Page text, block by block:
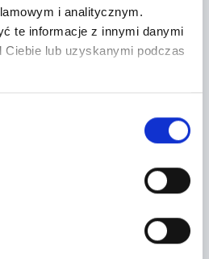
i analitycznym.
te informacje z innymi danymi
lub uzyskanymi podczas